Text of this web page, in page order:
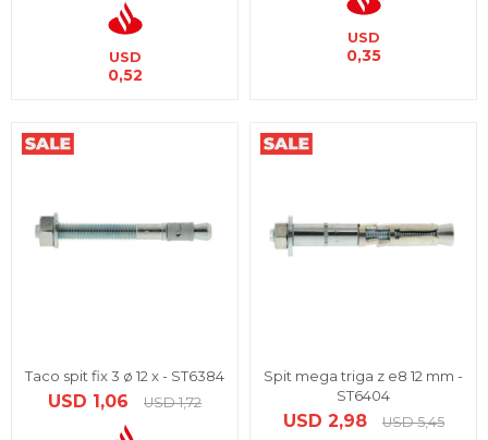
USD
0,52
USD
0,35
Taco spit fix 3 ø 12 x - ST6384
USD 1,06 USD 1,72
Spit mega triga z e8 12 mm -
ST6404
USD 2,98 USD 5,45